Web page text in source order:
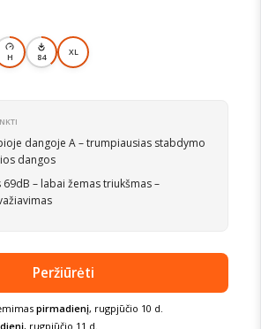
H 84 XL
dangoje A – trumpiausias stabdymo
dangos
– labai žemas triukšmas –
Peržiūrėti
pirmadienį, rugpjūčio 10 d.
, rugpjūčio 11 d.